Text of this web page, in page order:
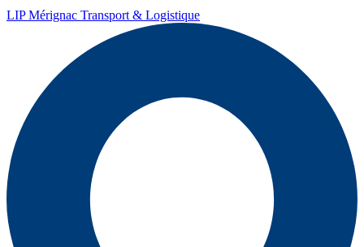
LIP Mérignac Transport & Logistique